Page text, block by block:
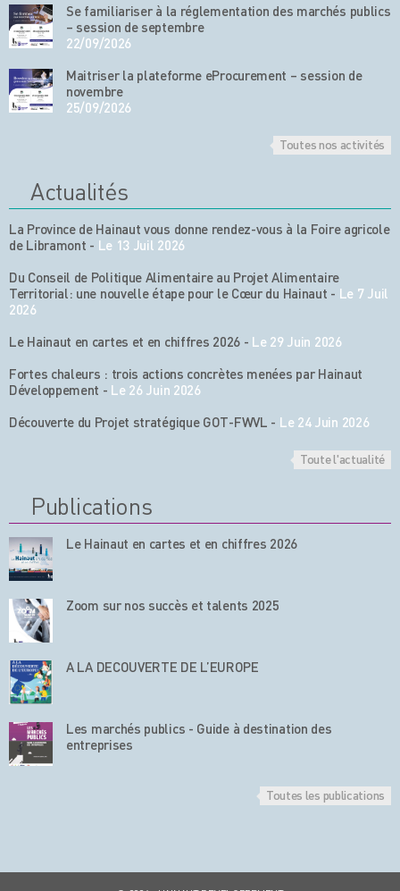
Se familiariser à la réglementation des marchés publics
– session de septembre
22/09/2026
Maitriser la plateforme eProcurement – session de
novembre
25/09/2026
Toutes nos activités
Actualités
La Province de Hainaut vous donne rendez-vous à la Foire agricole
de Libramont - Le 13 Juil 2026
Du Conseil de Politique Alimentaire au Projet Alimentaire
Territorial: une nouvelle étape pour le Cœur du Hainaut - Le 7 Juil
2026
Le Hainaut en cartes et en chiffres 2026 - Le 29 Juin 2026
Fortes chaleurs : trois actions concrètes menées par Hainaut
Développement - Le 26 Juin 2026
Découverte du Projet stratégique GOT-FWVL - Le 24 Juin 2026
Toute l'actualité
Publications
Le Hainaut en cartes et en chiffres 2026
Zoom sur nos succès et talents 2025
A LA DECOUVERTE DE L’EUROPE
Les marchés publics - Guide à destination des
entreprises
Toutes les publications